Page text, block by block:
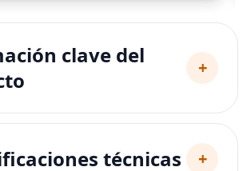
clave del
+
técnicas +